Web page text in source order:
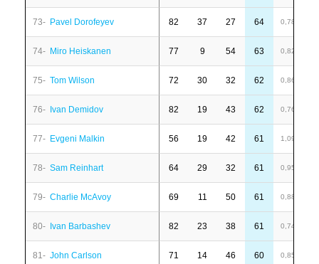
73- Pavel Dorofeyev 82 37 27 64 0,78
74- Miro Heiskanen 77 9 54 63 0,82
75- Tom Wilson 72 30 32 62 0,86
76- Ivan Demidov 82 19 43 62 0,76
77- Evgeni Malkin 56 19 42 61 1,09
78- Sam Reinhart 64 29 32 61 0,95
79- Charlie McAvoy 69 11 50 61 0,88
80- Ivan Barbashev 82 23 38 61 0,74
81- John Carlson 71 14 46 60 0,85